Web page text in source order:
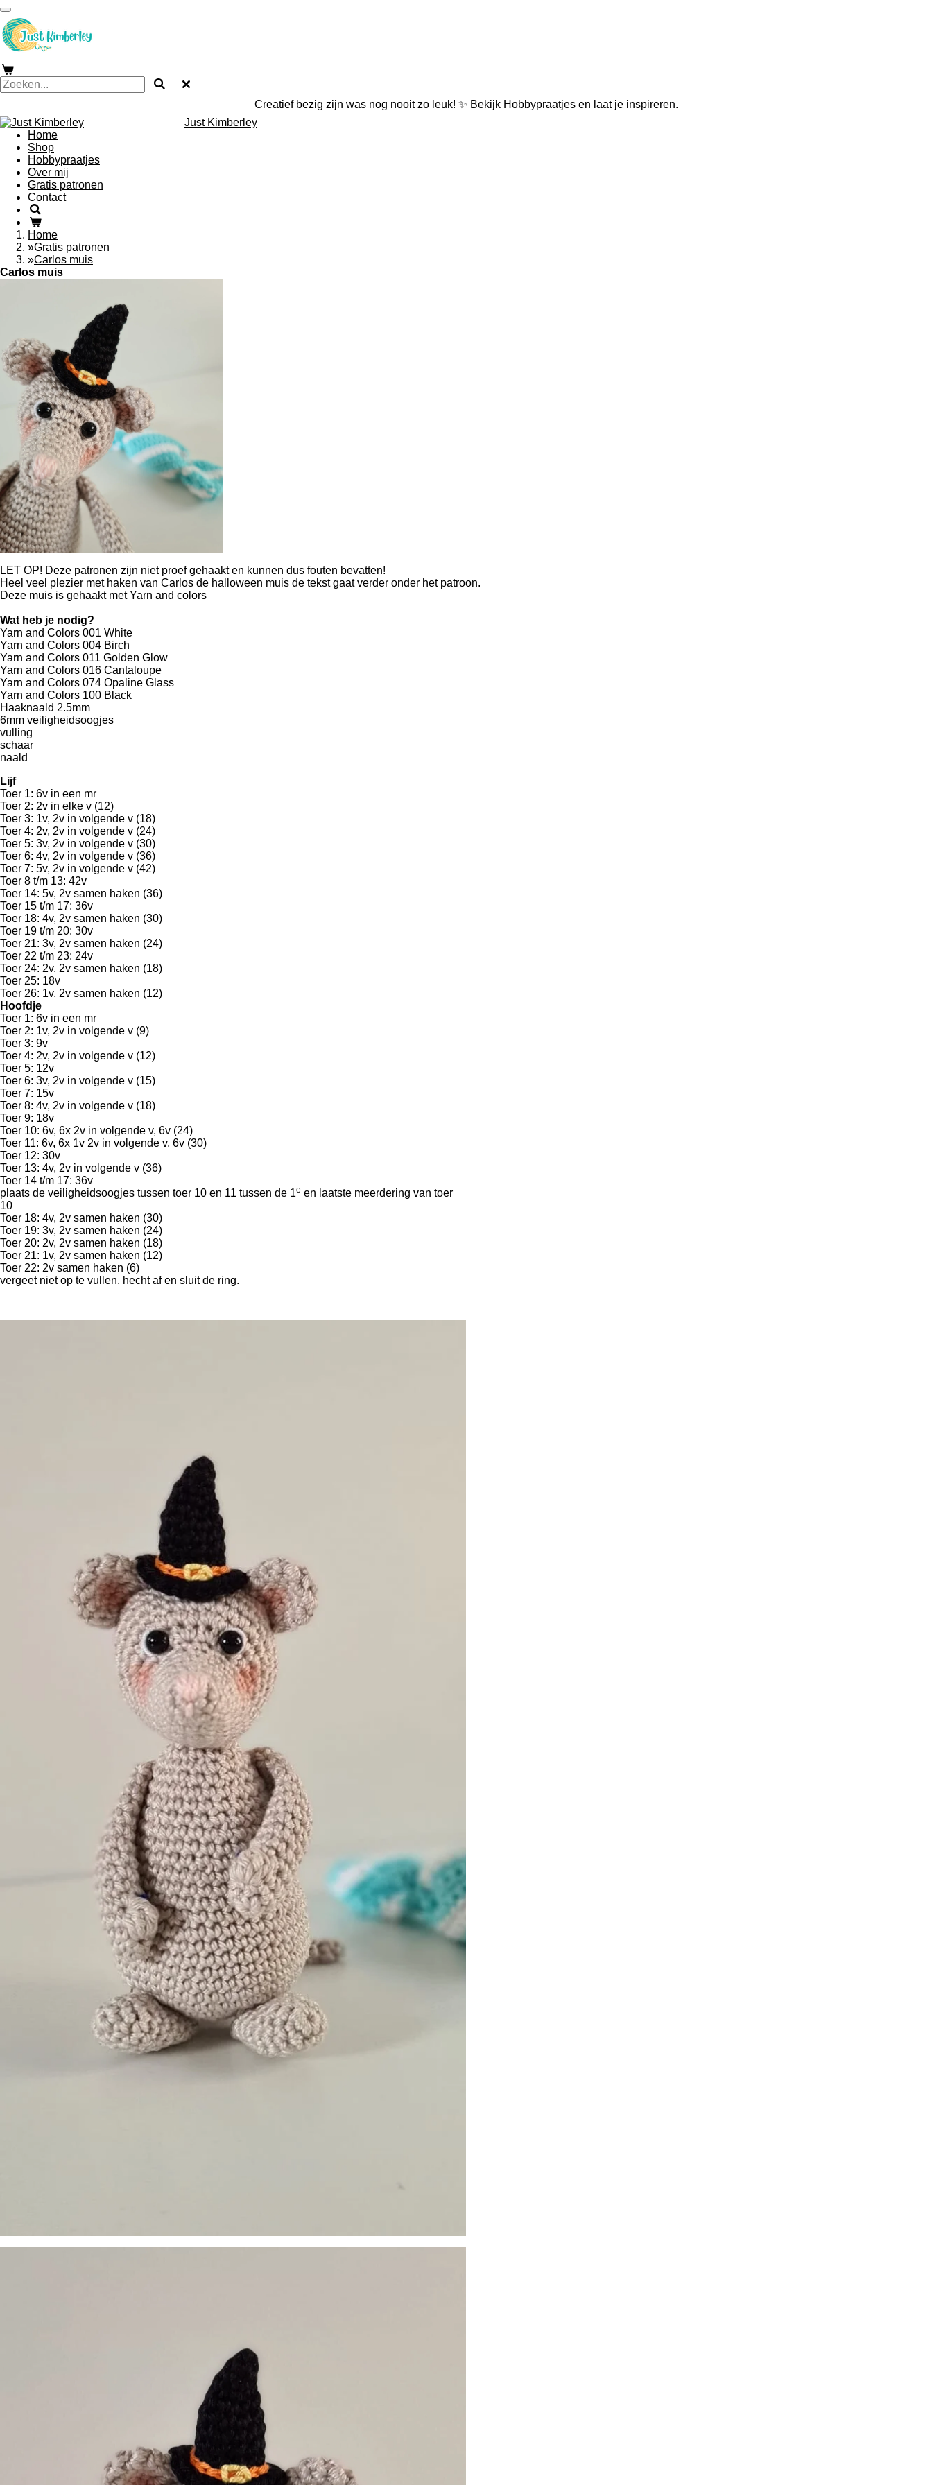
Ga
direct
naar
de
Creatief bezig zijn was nog nooit zo leuk! ✨ Bekijk Hobbypraatjes en laat je inspireren.
Just Kimberley
Home
Shop
Hobbypraatjes
Over mij
Gratis patronen
Contact
Home
»Gratis patronen
»Carlos muis
Carlos muis
LET OP! Deze patronen zijn niet proef gehaakt en kunnen dus fouten bevatten!
Heel veel plezier met haken van Carlos de halloween muis de tekst gaat verder onder het patroon.
Deze muis is gehaakt met Yarn and colors
Wat heb je nodig?
Yarn and Colors 001 White
Yarn and Colors 004 Birch
Yarn and Colors 011 Golden Glow
Yarn and Colors 016 Cantaloupe
Yarn and Colors 074 Opaline Glass
Yarn and Colors 100 Black
Haaknaald 2.5mm
6mm veiligheidsoogjes
vulling
schaar
naald
Lijf
Toer 1: 6v in een mr
Toer 2: 2v in elke v (12)
Toer 3: 1v, 2v in volgende v (18)
Toer 4: 2v, 2v in volgende v (24)
Toer 5: 3v, 2v in volgende v (30)
Toer 6: 4v, 2v in volgende v (36)
Toer 7: 5v, 2v in volgende v (42)
Toer 8 t/m 13: 42v
Toer 14: 5v, 2v samen haken (36)
Toer 15 t/m 17: 36v
Toer 18: 4v, 2v samen haken (30)
Toer 19 t/m 20: 30v
Toer 21: 3v, 2v samen haken (24)
Toer 22 t/m 23: 24v
Toer 24: 2v, 2v samen haken (18)
Toer 25: 18v
Toer 26: 1v, 2v samen haken (12)
Hoofdje
Toer 1: 6v in een mr
Toer 2: 1v, 2v in volgende v (9)
Toer 3: 9v
Toer 4: 2v, 2v in volgende v (12)
Toer 5: 12v
Toer 6: 3v, 2v in volgende v (15)
Toer 7: 15v
Toer 8: 4v, 2v in volgende v (18)
Toer 9: 18v
Toer 10: 6v, 6x 2v in volgende v, 6v (24)
Toer 11: 6v, 6x 1v 2v in volgende v, 6v (30)
Toer 12: 30v
Toer 13: 4v, 2v in volgende v (36)
Toer 14 t/m 17: 36v
plaats de veiligheidsoogjes tussen toer 10 en 11 tussen de 1e en laatste meerdering van toer
10
Toer 18: 4v, 2v samen haken (30)
Toer 19: 3v, 2v samen haken (24)
Toer 20: 2v, 2v samen haken (18)
Toer 21: 1v, 2v samen haken (12)
Toer 22: 2v samen haken (6)
vergeet niet op te vullen, hecht af en sluit de ring.